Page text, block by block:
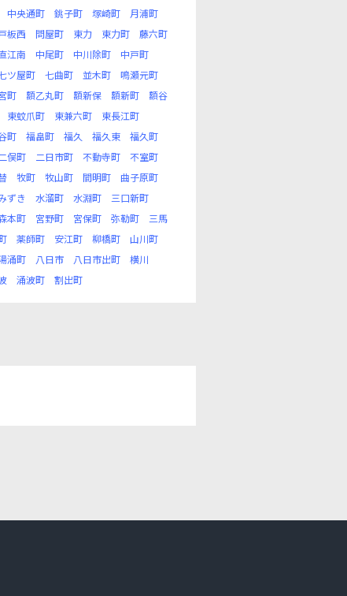
中央通町 銚子町 塚崎町
月浦町
板西 問屋町 東力 東力町
藤六町
江南 中尾町 中川除町
中戸町
ツ屋町 七曲町 並木町
鳴瀬元町
町 額乙丸町 額新保 額新町
額谷
東蚊爪町 東兼六町
東長江町
町 福畠町 福久 福久東
福久町
二俣町 二日市町 不動寺町
不室町
牧町 牧山町 間明町
曲子原町
ずき 水溜町 水淵町
三口新町
本町 宮野町 宮保町 弥勒町
三馬
薬師町 安江町 柳橋町
山川町
涌町 八日市 八日市出町
横川
涌波町 割出町